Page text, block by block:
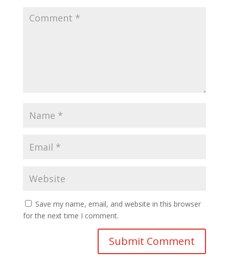
Save my name, email, and website in this browser
for the next time I comment.